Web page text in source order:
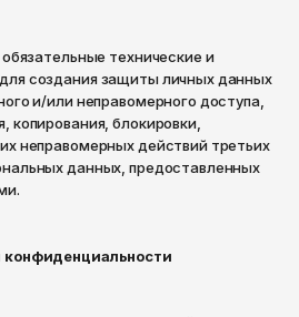
технические и
создания защиты личных данных
и/или неправомерного доступа,
копирования, блокировки,
неправомерных действий третьих
данных, предоставленных
конфиденциальности